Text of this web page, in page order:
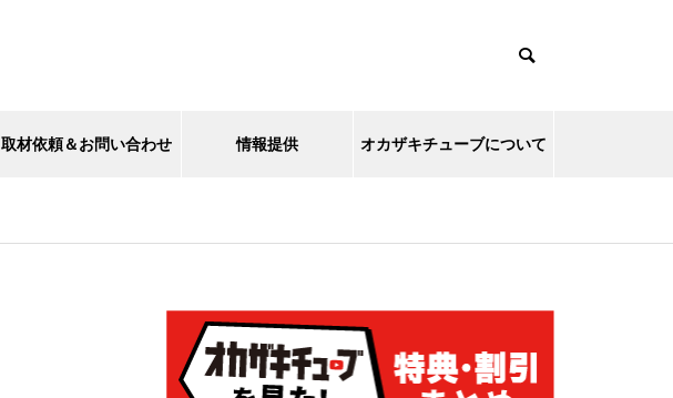
取材依頼＆お問い合わせ 情報提供 オカザキチューブについて